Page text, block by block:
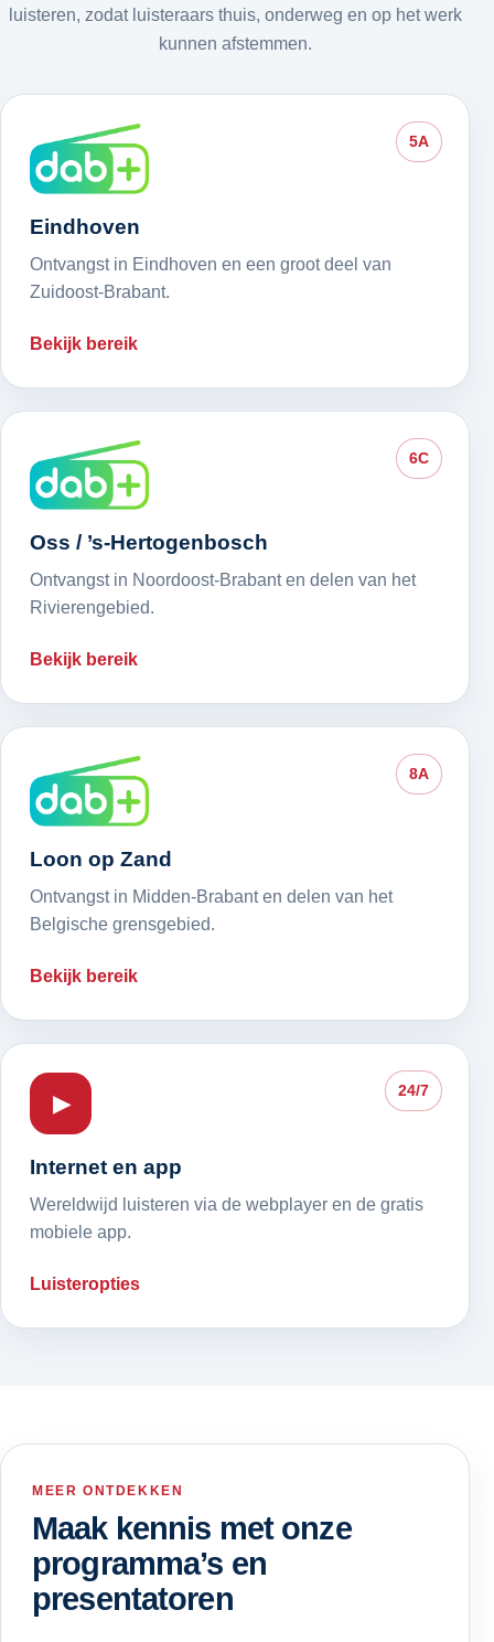
luisteren, zodat luisteraars thuis, onderweg en op het werk
kunnen afstemmen.
5A
Eindhoven
Ontvangst in Eindhoven en een groot deel van
Zuidoost-Brabant.
Bekijk bereik
6C
Oss / ’s-Hertogenbosch
Ontvangst in Noordoost-Brabant en delen van het
Rivierengebied.
Bekijk bereik
8A
Loon op Zand
Ontvangst in Midden-Brabant en delen van het
Belgische grensgebied.
Bekijk bereik
▶
24/7
Internet en app
Wereldwijd luisteren via de webplayer en de gratis
mobiele app.
Luisteropties
MEER ONTDEKKEN
Maak kennis met onze
programma’s en
presentatoren